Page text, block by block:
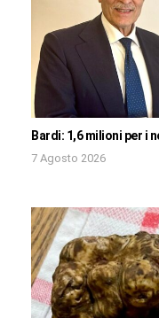
Bardi: 1,6 milioni per i
7 Agosto 2026